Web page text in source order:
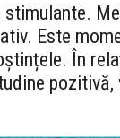
Este
În
pozitivă,